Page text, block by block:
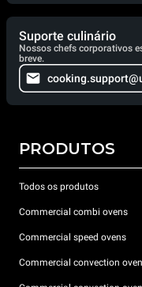
Suporte culinário
Nossos chefs corporativos
breve.
PRODUTOS
Todos os produtos
Commercial combi ovens
Commercial speed ovens
Commercial convection